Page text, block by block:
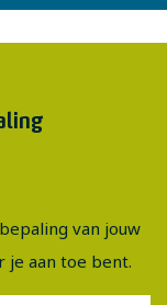
van jouw
je aan toe bent.